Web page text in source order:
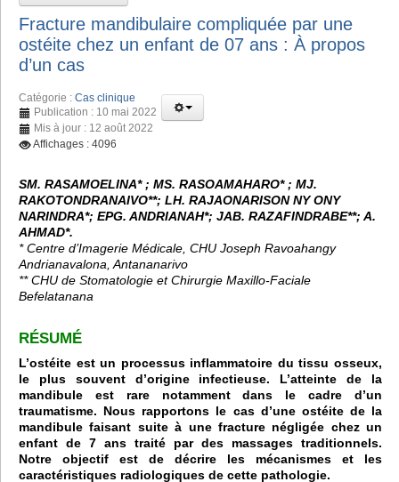
Fracture mandibulaire compliquée par une
ostéite chez un enfant de 07 ans : À propos
d’un cas
Catégorie : Cas clinique
Publication : 10 mai 2022
Mis à jour : 12 août 2022
Affichages : 4096
SM. RASAMOELINA* ; MS. RASOAMAHARO* ; MJ.
RAKOTONDRANAIVO**; LH. RAJAONARISON NY ONY
NARINDRA*; EPG. ANDRIANAH*; JAB. RAZAFINDRABE**; A.
AHMAD*.
* Centre d’Imagerie Médicale, CHU Joseph Ravoahangy
Andrianavalona, Antananarivo
** CHU de Stomatologie et Chirurgie Maxillo-Faciale
Befelatanana
RÉSUMÉ
L’ostéite est un processus inflammatoire du tissu osseux,
le plus souvent d’origine infectieuse. L’atteinte de la
mandibule est rare notamment dans le cadre d’un
traumatisme. Nous rapportons le cas d’une ostéite de la
mandibule faisant suite à une fracture négligée chez un
enfant de 7 ans traité par des massages traditionnels.
Notre objectif est de décrire les mécanismes et les
caractéristiques radiologiques de cette pathologie.